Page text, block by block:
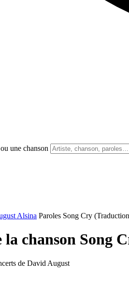
une chanson
Alsina Paroles Song Cry
la chanson Song
de David August